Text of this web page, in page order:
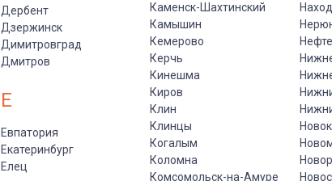
Дербент
Дзержинск
Димитровград
Дмитров
Е
Евпатория
Екатеринбург
Елец
Каменск-Шахтинский
Камышин
Кемерово
Керчь
Кинешма
Киров
Клин
Клинцы
Когалым
Коломна
Комсомольск-на-Амуре